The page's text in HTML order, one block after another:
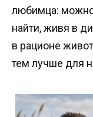
любимца: можно
найти, живя в
в рационе
тем лучше для